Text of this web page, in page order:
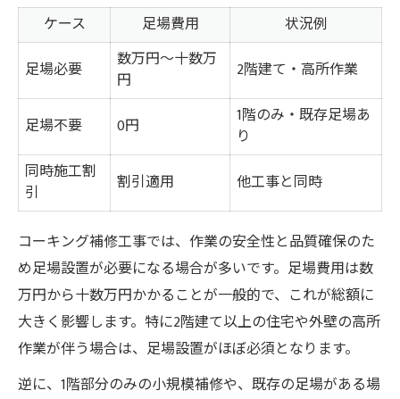
ケース 足場費用
状況例
足場必要
数万円～十数万
円
2階建て・高所作業
足場不要 0円
1階のみ・既存足場あ
り
同時施工割
引
割引適用 他工事と同時
コーキング補修工事では、作業の安全性と品質確保のた
め足場設置が必要になる場合が多いです。足場費用は数
万円から十数万円かかることが一般的で、これが総額に
大きく影響します。特に2階建て以上の住宅や外壁の高所
作業が伴う場合は、足場設置がほぼ必須となります。
逆に、1階部分のみの小規模補修や、既存の足場がある場